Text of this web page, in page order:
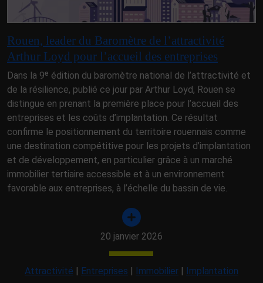
Rouen, leader du Baromètre de l’attractivité
Arthur Loyd pour l’accueil des entreprises
Dans la 9ᵉ édition du baromètre national de l’attractivité et
de la résilience, publié ce jour par Arthur Loyd, Rouen se
distingue en prenant la première place pour l’accueil des
entreprises et les coûts d’implantation. Ce résultat
confirme le positionnement du territoire rouennais comme
une destination compétitive pour les projets d’implantation
et de développement, en particulier grâce à un marché
immobilier tertiaire accessible et à un environnement
favorable aux entreprises, à l’échelle du bassin de vie.
20 janvier 2026
Attractivité | Entreprises | Immobilier| Implantation